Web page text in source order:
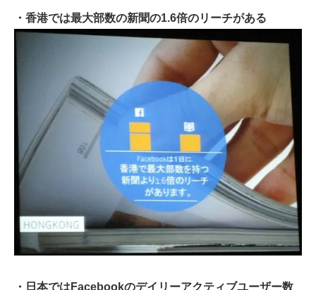
・香港では最大部数の新聞の1.6倍のリーチがある
・日本ではFacebookのデイリーアクティブユーザー数